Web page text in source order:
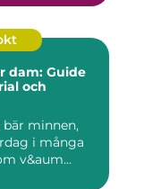
dam: Guide
och
minnen,
i många
v&aum...